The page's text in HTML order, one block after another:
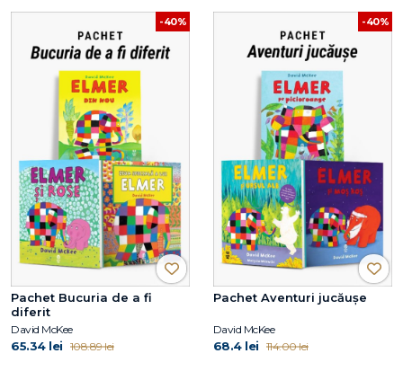
-40%
Pachet Bucuria de a fi
diferit
David McKee
65.34 lei 108.89 lei
-40%
Pachet Aventuri jucăușe
David McKee
68.4 lei 114.00 lei